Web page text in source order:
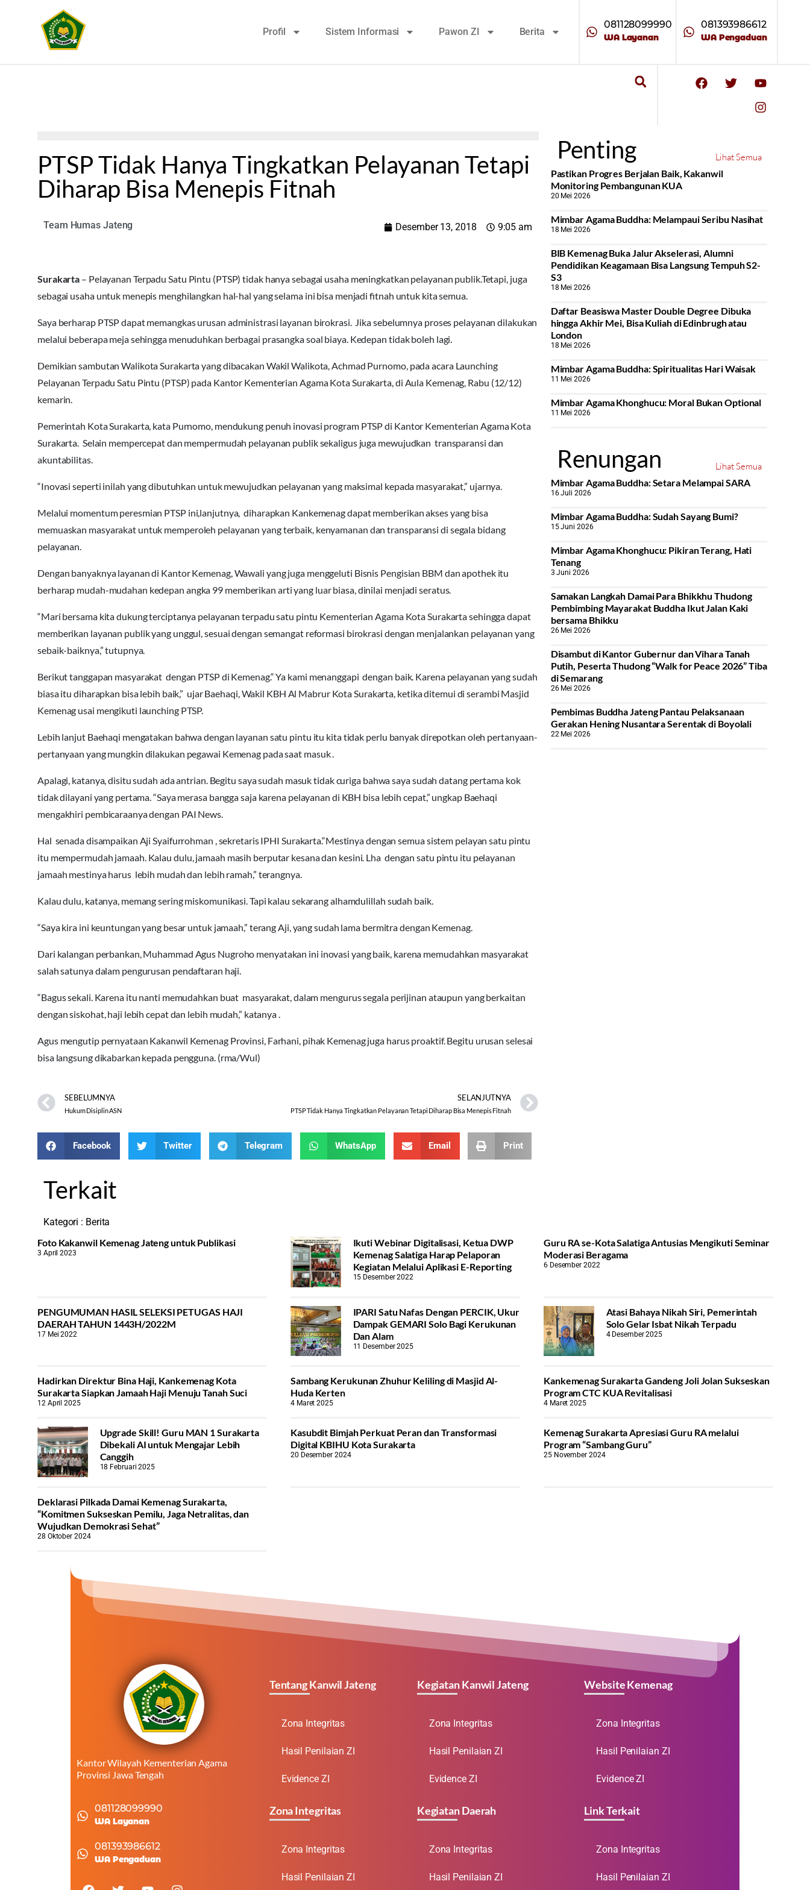
Profil Sistem Informasi Pawon ZI Berita
081128099990
WA Layanan
081393986612
WA Pengaduan
PTSP Tidak Hanya Tingkatkan Pelayanan Tetapi
Diharap Bisa Menepis Fitnah
Team Humas Jateng Desember 13, 2018 9:05 am
Surakarta – Pelayanan Terpadu Satu Pintu (PTSP) tidak hanya sebagai usaha meningkatkan pelayanan publik.Tetapi, juga
sebagai usaha untuk menepis menghilangkan hal-hal yang selama ini bisa menjadi fitnah untuk kita semua.
Saya berharap PTSP dapat memangkas urusan administrasi layanan birokrasi. Jika sebelumnya proses pelayanan dilakukan
melalui beberapa meja sehingga menuduhkan berbagai prasangka soal biaya. Kedepan tidak boleh lagi.
Demikian sambutan Walikota Surakarta yang dibacakan Wakil Walikota, Achmad Purnomo, pada acara Launching
Pelayanan Terpadu Satu Pintu (PTSP) pada Kantor Kementerian Agama Kota Surakarta, di Aula Kemenag, Rabu (12/12)
kemarin.
Pemerintah Kota Surakarta, kata Purnomo, mendukung penuh inovasi program PTSP di Kantor Kementerian Agama Kota
Surakarta. Selain mempercepat dan mempermudah pelayanan publik sekaligus juga mewujudkan transparansi dan
akuntabilitas.
“Inovasi seperti inilah yang dibutuhkan untuk mewujudkan pelayanan yang maksimal kepada masyarakat,” ujarnya.
Melalui momentum peresmian PTSP ini,lanjutnya, diharapkan Kankemenag dapat memberikan akses yang bisa
memuaskan masyarakat untuk memperoleh pelayanan yang terbaik, kenyamanan dan transparansi di segala bidang
pelayanan.
Dengan banyaknya layanan di Kantor Kemenag, Wawali yang juga menggeluti Bisnis Pengisian BBM dan apothek itu
berharap mudah-mudahan kedepan angka 99 memberikan arti yang luar biasa, dinilai menjadi seratus.
“Mari bersama kita dukung terciptanya pelayanan terpadu satu pintu Kementerian Agama Kota Surakarta sehingga dapat
memberikan layanan publik yang unggul, sesuai dengan semangat reformasi birokrasi dengan menjalankan pelayanan yang
sebaik-baiknya,” tutupnya.
Berikut tanggapan masyarakat dengan PTSP di Kemenag.“ Ya kami menanggapi dengan baik. Karena pelayanan yang sudah
biasa itu diharapkan bisa lebih baik,” ujar Baehaqi, Wakil KBH Al Mabrur Kota Surakarta, ketika ditemui di serambi Masjid
Kemenag usai mengikuti launching PTSP.
Lebih lanjut Baehaqi mengatakan bahwa dengan layanan satu pintu itu kita tidak perlu banyak direpotkan oleh pertanyaan-
pertanyaan yang mungkin dilakukan pegawai Kemenag pada saat masuk .
Apalagi, katanya, disitu sudah ada antrian. Begitu saya sudah masuk tidak curiga bahwa saya sudah datang pertama kok
tidak dilayani yang pertama. “Saya merasa bangga saja karena pelayanan di KBH bisa lebih cepat,” ungkap Baehaqi
mengakhiri pembicaraanya dengan PAI News.
Hal senada disampaikan Aji Syaifurrohman , sekretaris IPHI Surakarta.“Mestinya dengan semua sistem pelayan satu pintu
itu mempermudah jamaah. Kalau dulu, jamaah masih berputar kesana dan kesini. Lha dengan satu pintu itu pelayanan
jamaah mestinya harus lebih mudah dan lebih ramah,” terangnya.
Kalau dulu, katanya, memang sering miskomunikasi. Tapi kalau sekarang alhamdulillah sudah baik.
“Saya kira ini keuntungan yang besar untuk jamaah,” terang Aji, yang sudah lama bermitra dengan Kemenag.
Dari kalangan perbankan, Muhammad Agus Nugroho menyatakan ini inovasi yang baik, karena memudahkan masyarakat
salah satunya dalam pengurusan pendaftaran haji.
“Bagus sekali. Karena itu nanti memudahkan buat masyarakat, dalam mengurus segala perijinan ataupun yang berkaitan
dengan siskohat, haji lebih cepat dan lebih mudah,” katanya .
Agus mengutip pernyataan Kakanwil Kemenag Provinsi, Farhani, pihak Kemenag juga harus proaktif. Begitu urusan selesai
bisa langsung dikabarkan kepada pengguna. (rma/Wul)
SEBELUMNYA
Hukum Disiplin ASN
SELANJUTNYA
PTSP Tidak Hanya Tingkatkan Pelayanan Tetapi Diharap Bisa Menepis Fitnah
Facebook Twitter Telegram WhatsApp Email Print
Penting
Lihat Semua
Pastikan Progres Berjalan Baik, Kakanwil
Monitoring Pembangunan KUA
20 Mei 2026
Mimbar Agama Buddha: Melampaui Seribu Nasihat
18 Mei 2026
BIB Kemenag Buka Jalur Akselerasi, Alumni
Pendidikan Keagamaan Bisa Langsung Tempuh S2-
S3
18 Mei 2026
Daftar Beasiswa Master Double Degree Dibuka
hingga Akhir Mei, Bisa Kuliah di Edinbrugh atau
London
18 Mei 2026
Mimbar Agama Buddha: Spiritualitas Hari Waisak
11 Mei 2026
Mimbar Agama Khonghucu: Moral Bukan Optional
11 Mei 2026
Renungan
Lihat Semua
Mimbar Agama Buddha: Setara Melampai SARA
16 Juli 2026
Mimbar Agama Buddha: Sudah Sayang Bumi?
15 Juni 2026
Mimbar Agama Khonghucu: Pikiran Terang, Hati
Tenang
3 Juni 2026
Samakan Langkah Damai Para Bhikkhu Thudong
Pembimbing Mayarakat Buddha Ikut Jalan Kaki
bersama Bhikku
26 Mei 2026
Disambut di Kantor Gubernur dan Vihara Tanah
Putih, Peserta Thudong “Walk for Peace 2026” Tiba
di Semarang
26 Mei 2026
‎Pembimas Buddha Jateng Pantau Pelaksanaan
Gerakan Hening Nusantara Serentak di Boyolali
22 Mei 2026
Terkait
Kategori : Berita
Foto Kakanwil Kemenag Jateng untuk Publikasi
3 April 2023
Ikuti Webinar Digitalisasi, Ketua DWP
Kemenag Salatiga Harap Pelaporan
Kegiatan Melalui Aplikasi E-Reporting
15 Desember 2022
Guru RA se-Kota Salatiga Antusias Mengikuti Seminar
Moderasi Beragama
6 Desember 2022
PENGUMUMAN HASIL SELEKSI PETUGAS HAJI
DAERAH TAHUN 1443H/2022M
17 Mei 2022
IPARI Satu Nafas Dengan PERCIK, Ukur
Dampak GEMARI Solo Bagi Kerukunan
Dan Alam
11 Desember 2025
Atasi Bahaya Nikah Siri, Pemerintah
Solo Gelar Isbat Nikah Terpadu
4 Desember 2025
Hadirkan Direktur Bina Haji, Kankemenag Kota
Surakarta Siapkan Jamaah Haji Menuju Tanah Suci
12 April 2025
Sambang Kerukunan Zhuhur Keliling di Masjid Al-
Huda Kerten
4 Maret 2025
Kankemenag Surakarta Gandeng Joli Jolan Sukseskan
Program CTC KUA Revitalisasi
4 Maret 2025
Upgrade Skill! Guru MAN 1 Surakarta
Dibekali AI untuk Mengajar Lebih
Canggih
18 Februari 2025
Kasubdit Bimjah Perkuat Peran dan Transformasi
Digital KBIHU Kota Surakarta
20 Desember 2024
Kemenag Surakarta Apresiasi Guru RA melalui
Program “Sambang Guru”
25 November 2024
Deklarasi Pilkada Damai Kemenag Surakarta,
“Komitmen Sukseskan Pemilu, Jaga Netralitas, dan
Wujudkan Demokrasi Sehat”
28 Oktober 2024
Kantor Wilayah Kementerian Agama
Provinsi Jawa Tengah
081128099990
WA Layanan
081393986612
WA Pengaduan
Tentang Kanwil Jateng
Zona Integritas
Hasil Penilaian ZI
Evidence ZI
Zona Integritas
Zona Integritas
Hasil Penilaian ZI
Kegiatan Kanwil Jateng
Zona Integritas
Hasil Penilaian ZI
Evidence ZI
Kegiatan Daerah
Zona Integritas
Hasil Penilaian ZI
Website Kemenag
Zona Integritas
Hasil Penilaian ZI
Evidence ZI
Link Terkait
Zona Integritas
Hasil Penilaian ZI